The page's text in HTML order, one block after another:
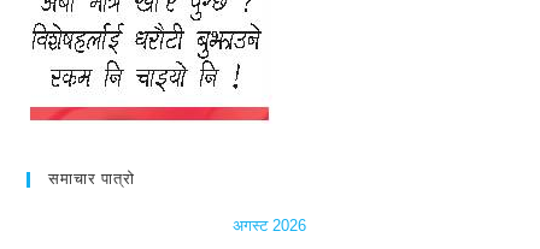
समाचार पात्रो
अगस्ट 2026